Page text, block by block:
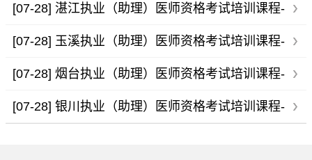
培训班-咨询电话
[07-28] 湛江执业（助理）医师资格考试培训课程-
培训班-咨询电话
[07-28] 玉溪执业（助理）医师资格考试培训课程-
培训班-咨询电话
[07-28] 烟台执业（助理）医师资格考试培训课程-
培训班-咨询电话
[07-28] 银川执业（助理）医师资格考试培训课程-